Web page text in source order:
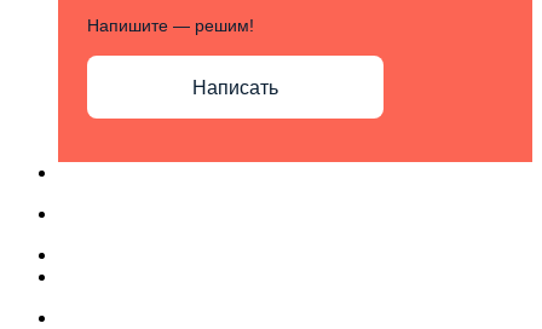
Напишите — решим!
Написать